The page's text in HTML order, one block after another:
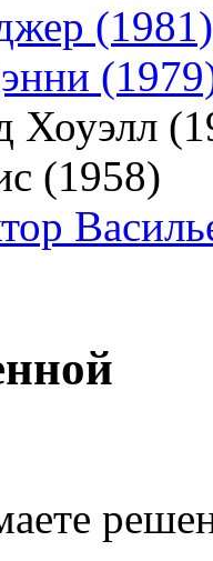
(1981)
Хоуэлл
(1958)